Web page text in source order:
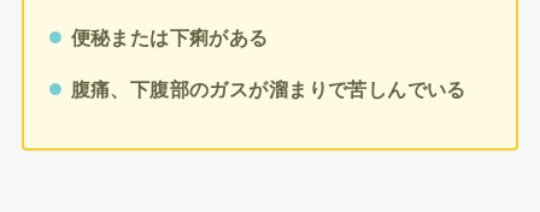
便秘または下痢がある
腹痛、下腹部のガスが溜まりで苦しんでいる